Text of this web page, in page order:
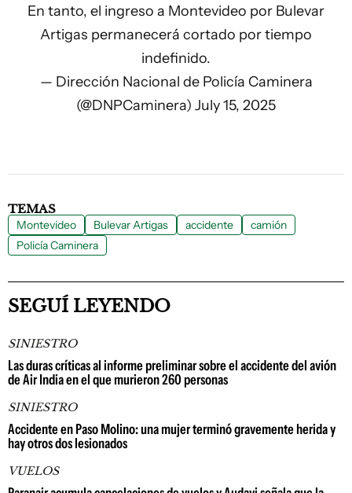
En tanto, el ingreso a Montevideo por Bulevar
Artigas permanecerá cortado por tiempo
indefinido.
— Dirección Nacional de Policía Caminera
(@DNPCaminera) July 15, 2025
TEMAS
Montevideo Bulevar Artigas accidente
camión
Policía Caminera
SEGUÍ LEYENDO
SINIESTRO
Las duras críticas al informe preliminar sobre el accidente del avión
de Air India en el que murieron 260 personas
SINIESTRO
Accidente en Paso Molino: una mujer terminó gravemente herida y
hay otros dos lesionados
VUELOS